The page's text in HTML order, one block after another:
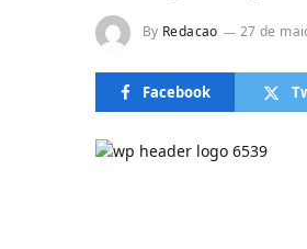
By Redacao 27 de
Facebook